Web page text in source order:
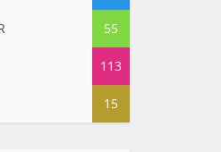
55
113
15